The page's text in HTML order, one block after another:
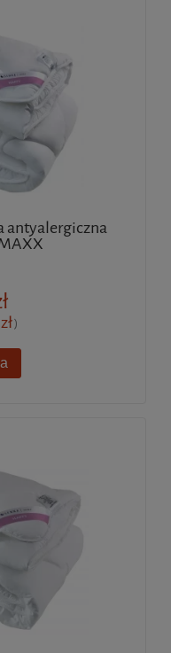
antyalergiczna
)